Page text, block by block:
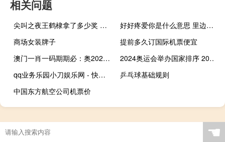
相关问题
尖叫之夜王鹤棣拿了多少奖 王鹤棣荣获尖叫男演员
好好疼爱你是什么意思 里边也请好好疼爱第七季
商场女装牌子
提前多久订国际机票便宜
澳门一肖一码期期必：奥2024澳门六开奖记录248-广泛的最佳解答-2604.3D.A522
2024奥运会举办国家排序 2024奥运会举办国家
qq业务乐园小刀娱乐网 - 快手作品双击在线刷 天天秒刷网站
乒乓球基础规则
中国东方航空公司机票价
☚